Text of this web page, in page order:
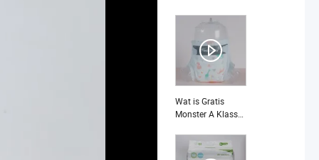
Wat is Gratis
Monster A Klasse
Bumper Unisex
Baby Luier Vrij